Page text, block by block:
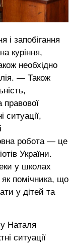
і запобігання
куріння,
необхідно
— Також
ситуації,
робота — це
України.
у школах
як помічника, що
у дітей та
Наталя
ситуації